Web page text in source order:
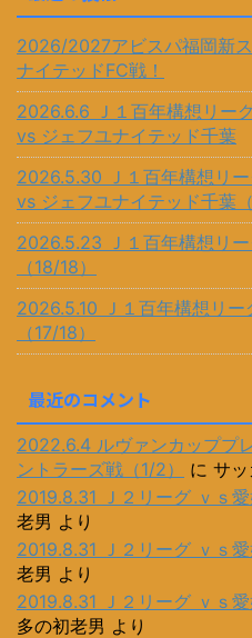
2026/2027アビスパ福岡新
ナイテッドFC戦！
2026.6.6 Ｊ１百年構想リー
vs ジェフユナイテッド千葉
2026.5.30 Ｊ１百年構想リ
vs ジェフユナイテッド千葉
2026.5.23 Ｊ１百年構想リ
（18/18）
2026.5.10 Ｊ１百年構想リー
（17/18）
最近のコメント
2022.6.4 ルヴァンカッププ
ントラーズ戦（1/2）
に サ
2019.8.31 Ｊ２リーグ ｖｓ
老男 より
2019.8.31 Ｊ２リーグ ｖｓ
老男 より
2019.8.31 Ｊ２リーグ ｖｓ
多の初老男 より